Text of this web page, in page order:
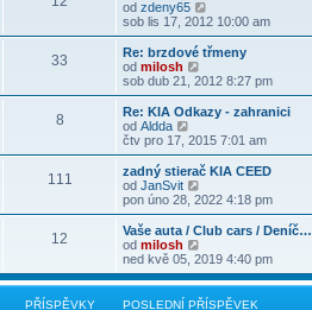
k
p
ě
v
e
k
d
n
í
p
í
s
p
v
e
k
o
s
e
n
í
p
í
s
p
v
e
k
z
p
o
s
e
n
í
p
í
s
p
v
e
k
od zdeny65
o
b
r
z
p
o
s
e
n
í
p
í
s
p
ě
sob lis 17, 2012 10:00 am
33
Re: brzdové třmeny
od milosh
o
b
r
z
t
p
o
s
e
n
í
ř
sob dub 21, 2012 8:27 pm
8
Re: KIA Odkazy - zahranici
od Aldda
o
b
r
a
z
p
o
s
l
čtv pro 17, 2015 7:01 am
111
zadný stierač KIA CEED
od JanSvit
o
b
r
z
t
p
pon úno 28, 2022 4:18 pm
12
Vaše auta / Club cars / Deníč…
od milosh
o
b
r
a
ned kvě 05, 2019 4:40 pm
PŘÍSPĚVKY POSLEDNÍ PŘÍSPĚVEK